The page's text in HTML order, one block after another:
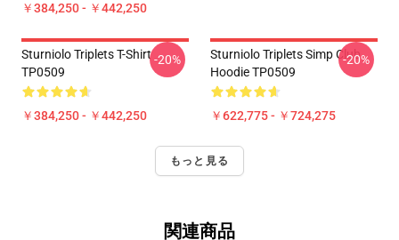
￥384,250 - ￥442,250
Sturniolo Triplets T-Shirt
TP0509
￥384,250 - ￥442,250
-20%
Sturniolo Triplets Simp Club
Hoodie TP0509
￥622,775 - ￥724,275
-20%
もっと見る
関連商品